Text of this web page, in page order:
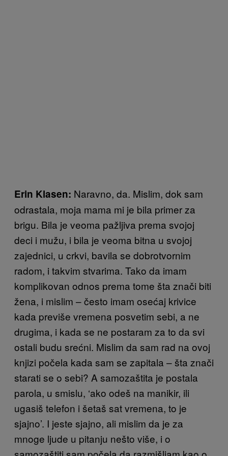
Erin Klasen: Naravno, da. Mislim, dok sam
odrastala, moja mama mi je bila primer za
brigu. Bila je veoma pažljiva prema svojoj
deci i mužu, i bila je veoma bitna u svojoj
zajednici, u crkvi, bavila se dobrotvornim
radom, i takvim stvarima. Tako da imam
komplikovan odnos prema tome šta znači biti
žena, i mislim – često imam osećaj krivice
kada previše vremena posvetim sebi, a ne
drugima, i kada se ne postaram za to da svi
ostali budu srećni. Mislim da sam rad na ovoj
knjizi počela kada sam se zapitala – šta znači
starati se o sebi? A samozaštita je postala
parola, u smislu, ‘ako odeš na manikir, ili
ugasiš telefon i šetaš sat vremena, to je
sjajno’. I jeste sjajno, ali mislim da je za
mnoge ljude u pitanju nešto više, i o